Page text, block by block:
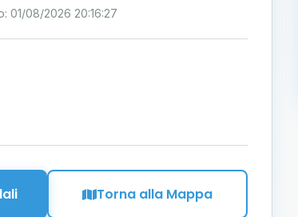
01/08/2026 20:16:27
Torna alla Mappa